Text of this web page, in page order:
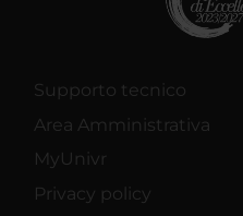
Supporto tecnico
Area Amministrativa
MyUnivr
Privacy policy